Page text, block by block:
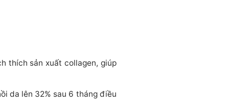
thích sản xuất collagen, giúp
da lên 32% sau 6 tháng điều